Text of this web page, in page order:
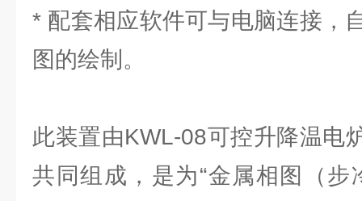
* 配套相应软件可与电脑连接，
图的绘制。
此装置由KWL-08可控升降温电
共同组成，是为“金属相图（步